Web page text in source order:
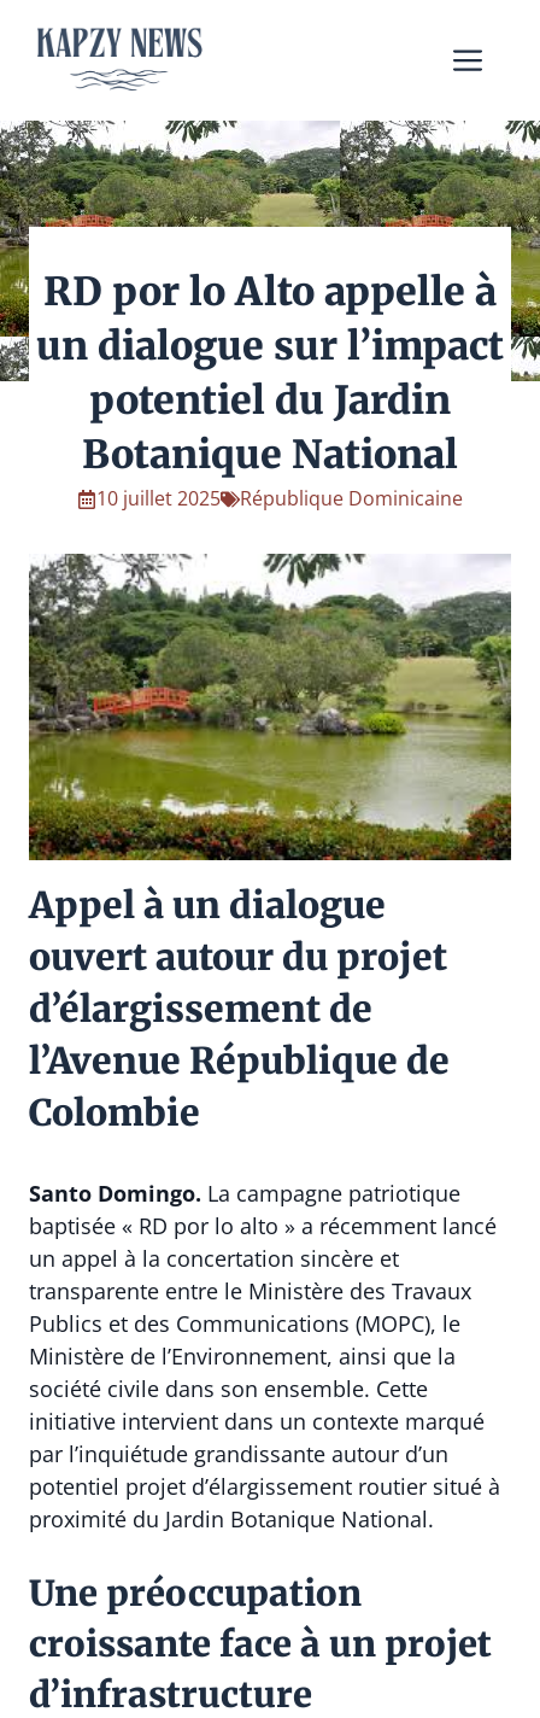
contenu
RD por lo Alto appelle à
un dialogue sur l’impact
potentiel du Jardin
Botanique National
10 juillet 2025 République Dominicaine
Appel à un dialogue
ouvert autour du projet
d’élargissement de
l’Avenue République de
Colombie
Santo Domingo. La campagne patriotique
baptisée « RD por lo alto » a récemment lancé
un appel à la concertation sincère et
transparente entre le Ministère des Travaux
Publics et des Communications (MOPC), le
Ministère de l’Environnement, ainsi que la
société civile dans son ensemble. Cette
initiative intervient dans un contexte marqué
par l’inquiétude grandissante autour d’un
potentiel projet d’élargissement routier situé à
proximité du Jardin Botanique National.
Une préoccupation
croissante face à un projet
d’infrastructure